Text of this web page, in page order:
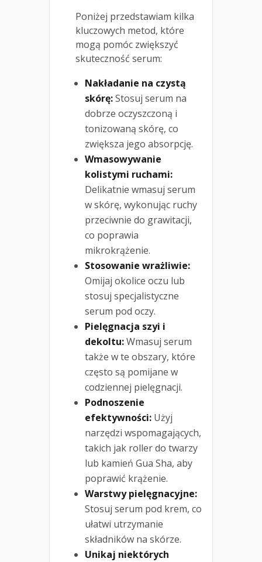
Poniżej przedstawiam kilka
kluczowych metod, które
mogą pomóc zwiększyć
skuteczność serum:
Nakładanie na czystą
skórę:Stosuj serum na
dobrze oczyszczoną i
tonizowaną skórę, co
zwiększa jego absorpcję.
Wmasowywanie
kolistymi ruchami:
Delikatnie wmasuj serum
w skórę, wykonując ruchy
przeciwnie do grawitacji,
co poprawia
mikrokrążenie.
Stosowanie wrażliwie:
Omijaj okolice oczu lub
stosuj specjalistyczne
serum pod oczy.
Pielęgnacja szyi i
dekoltu:Wmasuj serum
także w te obszary, które
często są pomijane w
codziennej pielęgnacji.
Podnoszenie
efektywności: Użyj
narzędzi wspomagających,
takich jak roller do twarzy
lub kamień Gua Sha, aby
poprawić krążenie.
Warstwy pielęgnacyjne:
Stosuj serum pod krem, co
ułatwi utrzymanie
składników na skórze.
Unikaj niektórych